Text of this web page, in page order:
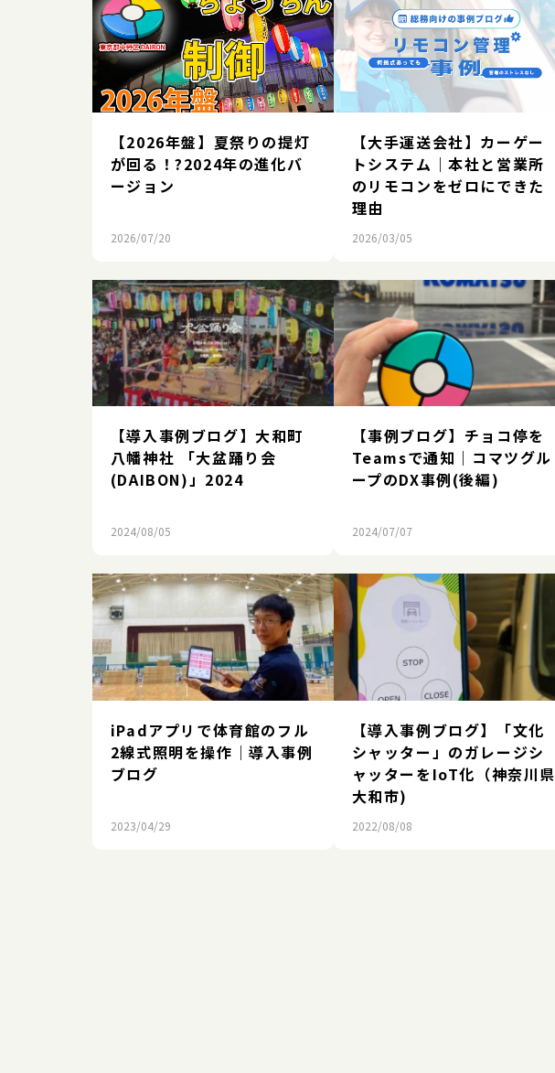
【2026年盤】夏祭りの提灯
が回る！?2024年の進化バ
ージョン
2026/07/20
【大手運送会社】カーゲー
トシステム｜本社と営業所
のリモコンをゼロにできた
理由
2026/03/05
【導入事例ブログ】大和町
八幡神社 「大盆踊り会
(DAIBON)」2024
2024/08/05
【事例ブログ】チョコ停を
Teamsで通知｜コマツグル
ープのDX事例(後編)
2024/07/07
iPadアプリで体育館のフル
2線式照明を操作｜導入事例
ブログ
2023/04/29
【導入事例ブログ】「文化
シャッター」のガレージシ
ャッターをIoT化（神奈川県
大和市)
2022/08/08